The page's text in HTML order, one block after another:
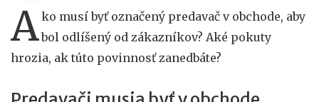
Ako musí byť označený predavač v obchode, aby
bol odlíšený od zákazníkov? Aké pokuty
hrozia, ak túto povinnosť zanedbáte?